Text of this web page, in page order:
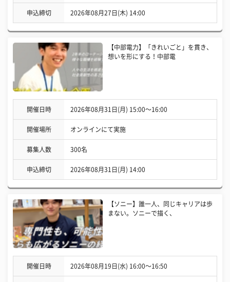
申込締切 2026年08月27日(木) 14:00
【中部電力】「きれいごと」を貫き、
想いを形にする！中部電
開催日時 2026年08月31日(月) 15:00〜16:00
開催場所 オンラインにて実施
募集人数 300名
申込締切 2026年08月31日(月) 14:00
【ソニー】誰一人、同じキャリアは歩
まない。ソニーで描く、
開催日時 2026年08月19日(水) 16:00〜16:50